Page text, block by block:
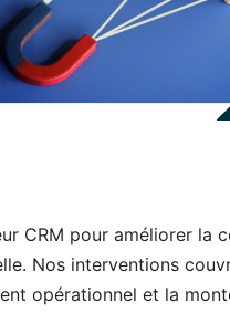
CRM pour améliorer la
Nos interventions
opérationnel et la